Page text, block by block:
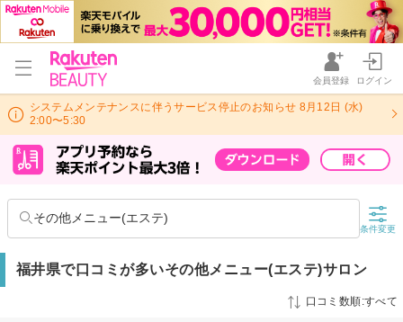
会員登録 ログイン
システムメンテナンスに伴うサービス停止のお知らせ 8月12日 (水)
2:00〜5:30
その他メニュー(エステ)
条件変更
福井県で口コミが多いその他メニュー(エステ)サロン
口コミ数順:すべて